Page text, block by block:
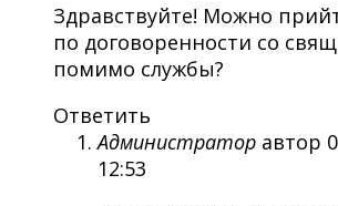
Здравствуйте! Можно
по договоренности со
помимо службы?
Ответить
Администратор автор
12:53